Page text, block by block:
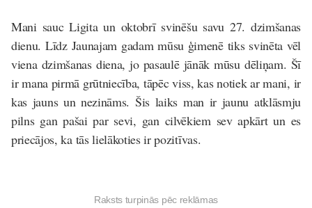
Mani sauc Ligita un oktobrī svinēšu savu 27. dzimšanas
dienu. Līdz Jaunajam gadam mūsu ģimenē tiks svinēta vēl
viena dzimšanas diena, jo pasaulē jānāk mūsu dēliņam. Šī
ir mana pirmā grūtniecība, tāpēc viss, kas notiek ar mani, ir
kas jauns un nezināms. Šis laiks man ir jaunu atklāsmju
pilns gan pašai par sevi, gan cilvēkiem sev apkārt un es
priecājos, ka tās lielākoties ir pozitīvas.
Raksts turpinās pēc reklāmas